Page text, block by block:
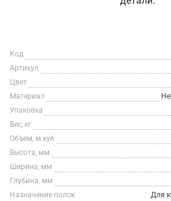
Код
Артикул
Цвет
Материал
Упаковка
Вес, кг
Объем, м.куб
Высота, мм
Ширина, мм
Глубина, мм
Назначение полок
Для